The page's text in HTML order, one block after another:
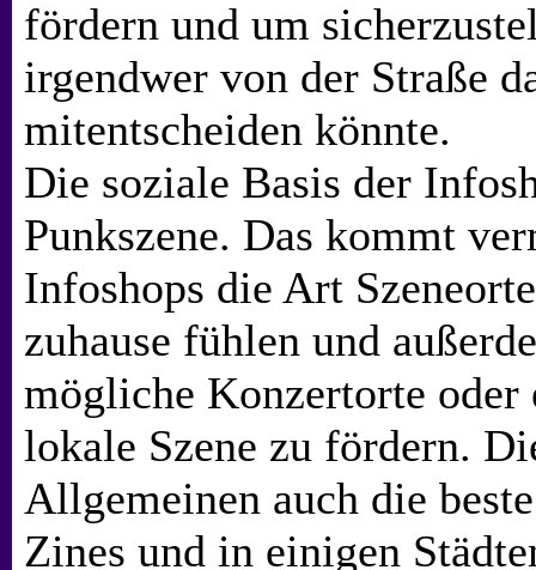
fördern und um
irgendwer von der Straße
mitentscheiden könnte.
Die soziale Basis der
Punkszene. Das kommt
Infoshops die Art
zuhause fühlen und
mögliche Konzertorte oder
lokale Szene zu fördern.
Allgemeinen auch die
Zines und in einigen